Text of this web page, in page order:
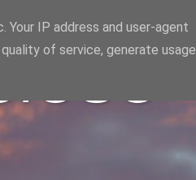
IP address and user-agent
of service, generate usage